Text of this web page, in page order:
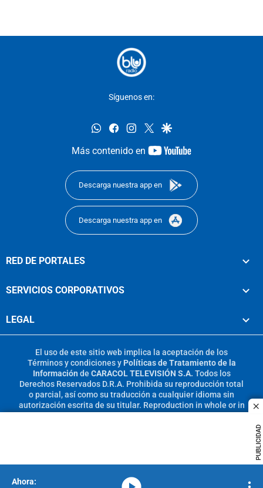
PUBLICIDAD
Síguenos en:
whatsappfacebookinstagram
twittergoogle
Más contenido en
youtube-
Descarga nuestra app en
Descarga nuestra app en
RED DE PORTALES
SERVICIOS CORPORATIVOS
LEGAL
El uso de este sitio web implica la aceptación de los
Términos y condicionesy Políticas de Tratamiento de la
Información de CARACOL TELEVISIÓN S.A. Todos los
Derechos Reservados D.R.A. Prohibida su reproducción total
o parcial, así como su traducción a cualquier idioma sin
autorización escrita de su titular. Reproduction in whole or in